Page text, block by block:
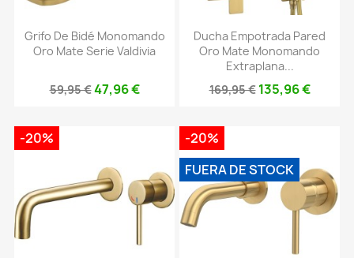
Grifo De Bidé Monomando
Oro Mate Serie Valdivia
59,95 €47,96 €
Ducha Empotrada Pared
Oro Mate Monomando
Extraplana...
169,95 € 135,96 €
-20%
-20%
FUERA DE STOCK